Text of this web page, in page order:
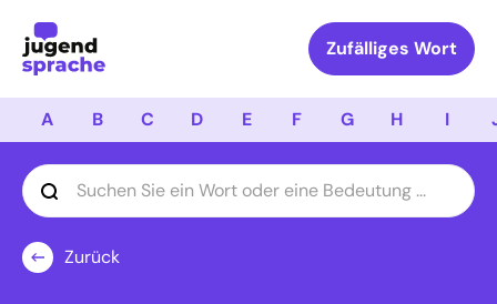
Zufälliges Wort
A B C D E F G H I
Zurück